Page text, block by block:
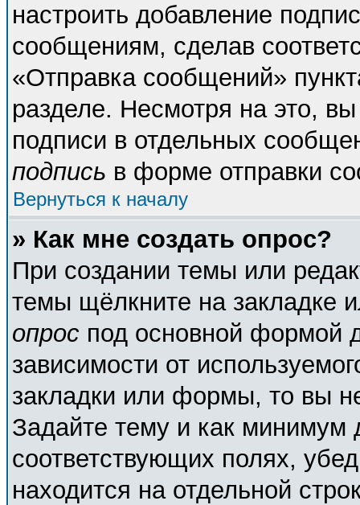
настроить добавление
сообщениям, сделав
«Отправка сообщений»
разделе. Несмотря на это,
подписи в отдельных
подпись в форме отправки
Вернуться к началу
» Как мне создать опрос?
При создании темы или
темы щёлкните на закладке
опрос под основной формой
зависимости от
закладки или формы, то вы
Задайте тему и как минимум
соответствующих полях,
находится на отдельной